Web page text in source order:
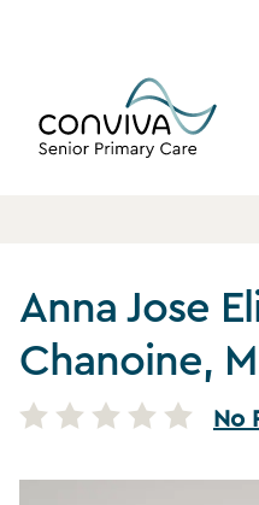
Anna Jose
Chanoine,
No